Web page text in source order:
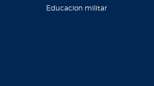
Educacion militar